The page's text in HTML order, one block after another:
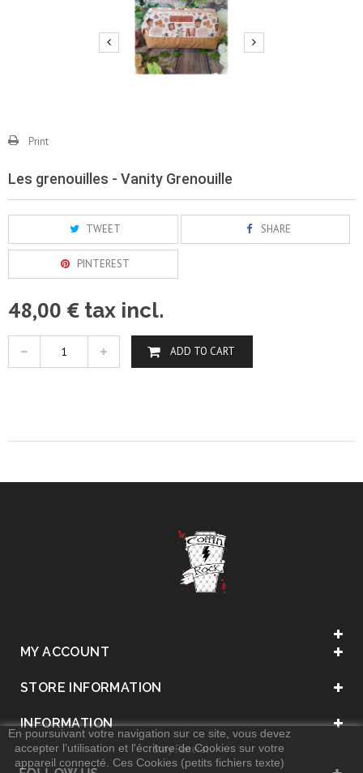
Print
Les grenouilles - Vanity Grenouille
TWEET SHARE
PINTEREST
48,00 € tax incl.
ADD TO CART
MY ACCOUNT
STORE INFORMATION
INFORMATION
. Stay Funeral .
En poursuivant votre navigation sur ce site, vous devez
accepter l’utilisation et l'écriture de Cookies sur votre
appareil connecté. Ces Cookies (petits fichiers texte)